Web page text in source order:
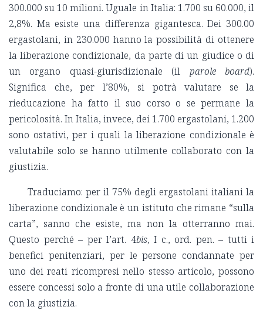
300.000 su 10 milioni. Uguale in Italia: 1.700 su 60.000, il
2,8%. Ma esiste una differenza gigantesca. Dei 300.00
ergastolani, in 230.000 hanno la possibilità di ottenere
la liberazione condizionale, da parte di un giudice o di
un organo quasi-giurisdizionale (il parole board).
Significa che, per l’80%, si potrà valutare se la
rieducazione ha fatto il suo corso o se permane la
pericolosità. In Italia, invece, dei 1.700 ergastolani, 1.200
sono ostativi, per i quali la liberazione condizionale è
valutabile solo se hanno utilmente collaborato con la
giustizia.
Traduciamo: per il 75% degli ergastolani italiani la
liberazione condizionale è un istituto che rimane “sulla
carta”, sanno che esiste, ma non la otterranno mai.
Questo perché – per l’art. 4bis, I c., ord. pen. – tutti i
benefici penitenziari, per le persone condannate per
uno dei reati ricompresi nello stesso articolo, possono
essere concessi solo a fronte di una utile collaborazione
con la giustizia.